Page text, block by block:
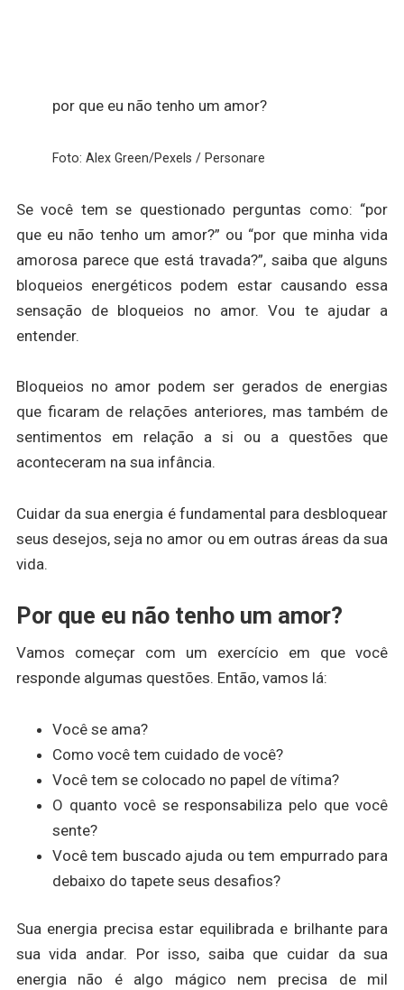
por que eu não tenho um amor?
Foto: Alex Green/Pexels / Personare
Se você tem se questionado perguntas como: “por
que eu não tenho um amor?” ou “por que minha vida
amorosa parece que está travada?”, saiba que alguns
bloqueios energéticos podem estar causando essa
sensação de bloqueios no amor. Vou te ajudar a
entender.
Bloqueios no amor podem ser gerados de energias
que ficaram de relações anteriores, mas também de
sentimentos em relação a si ou a questões que
aconteceram na sua infância.
Cuidar da sua energia é fundamental para desbloquear
seus desejos, seja no amor ou em outras áreas da sua
vida.
Por que eu não tenho um amor?
Vamos começar com um exercício em que você
responde algumas questões. Então, vamos lá:
Você se ama?
Como você tem cuidado de você?
Você tem se colocado no papel de vítima?
O quanto você se responsabiliza pelo que você
sente?
Você tem buscado ajuda ou tem empurrado para
debaixo do tapete seus desafios?
Sua energia precisa estar equilibrada e brilhante para
sua vida andar. Por isso, saiba que cuidar da sua
energia não é algo mágico nem precisa de mil